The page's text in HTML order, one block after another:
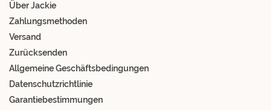
Über Jackie
Zahlungsmethoden
Versand
Zurücksenden
Allgemeine Geschäftsbedingungen
Datenschutzrichtlinie
Garantiebestimmungen